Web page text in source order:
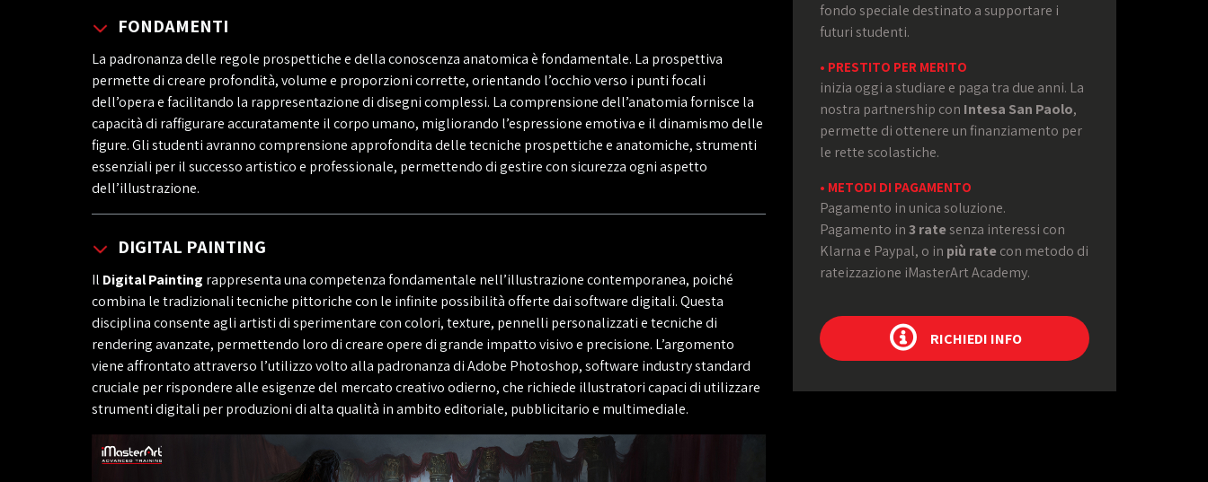
FONDAMENTI
La padronanza delle regole prospettiche e della conoscenza anatomica è fondamentale. La prospettiva
permette di creare profondità, volume e proporzioni corrette, orientando l’occhio verso i punti focali
dell’opera e facilitando la rappresentazione di disegni complessi. La comprensione dell’anatomia fornisce la
capacità di raffigurare accuratamente il corpo umano, migliorando l’espressione emotiva e il dinamismo delle
figure. Gli studenti avranno comprensione approfondita delle tecniche prospettiche e anatomiche, strumenti
essenziali per il successo artistico e professionale, permettendo di gestire con sicurezza ogni aspetto
dell’illustrazione.
DIGITAL PAINTING
Il Digital Painting rappresenta una competenza fondamentale nell’illustrazione contemporanea, poiché
combina le tradizionali tecniche pittoriche con le infinite possibilità offerte dai software digitali. Questa
disciplina consente agli artisti di sperimentare con colori, texture, pennelli personalizzati e tecniche di
rendering avanzate, permettendo loro di creare opere di grande impatto visivo e precisione. L’argomento
viene affrontato attraverso l’utilizzo volto alla padronanza di Adobe Photoshop, software industry standard
cruciale per rispondere alle esigenze del mercato creativo odierno, che richiede illustratori capaci di utilizzare
strumenti digitali per produzioni di alta qualità in ambito editoriale, pubblicitario e multimediale.
fondo speciale destinato a supportare i
futuri studenti.
• PRESTITO PER MERITO
inizia oggi a studiare e paga tra due anni. La
nostra partnership con Intesa San Paolo,
permette di ottenere un finanziamento per
le rette scolastiche.
• METODI DI PAGAMENTO
Pagamento in unica soluzione.
Pagamento in3 ratesenza interessi con
Klarna e Paypal, o in più rate con metodo di
rateizzazione iMasterArt Academy.
RICHIEDI INFO